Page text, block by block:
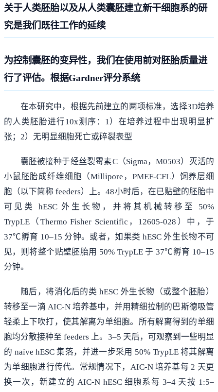
关于人类胚胎以及从人类囊胚建立新干细胞系的研
究是我们既往工作的延续
为控制囊胚的变异性，我们在使用前对胚胎质量进
行了评估。根据Gardner评分系统
在本研究中，根据先前建立的两项标准，选择3D培养
的人类胚胎进行10x测序：1）在培养过程中出现明显扩
张；2）无明显细胞死亡或碎裂表型
囊胚被接种于经丝裂霉素C（Sigma，M0503）灭活的
小鼠胚胎成纤维细胞（Millipore，PMEF-CFL）饲养层细
胞（以下简称 feeders）上。48小时后，在已贴壁的胚胎中
可见类 hESC 外生长物，并将其机械转移至 50%
TrypLE（Thermo Fisher Scientific，12605-028）中，于
37℃孵育 10–15 分钟。或者，如果类 hESC 外生长物不可
见，则将整个贴壁胚胎用 50% TrypLE 于 37℃孵育 10–15
分钟。
随后，将消化后的类 hESC 外生长物（或整个胚胎）
转移至一滴 AIC-N 培养基中，并用精细拉制的巴斯德吸管
轻柔上下吹打，使其解离为单细胞。所有解离得到的单细
胞均分散接种至 feeders 上。3–5 天后，可观察到一些明显
的 naïve hESC 集落，并进一步采用 50% TrypLE 将其解离
为单细胞进行传代。常规情况下，AIC-N 培养基每 2 天更
换一次，新建立的 AIC-N hESC 细胞系每 3–4 天按 1:5–